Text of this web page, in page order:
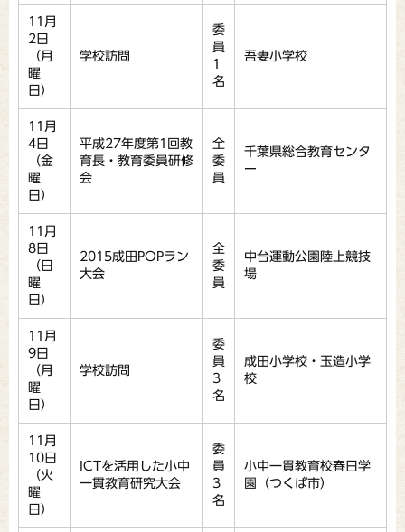
11月
2日
（月
曜
日）
学校訪問
委
員
1
名
吾妻小学校
11月
4日
（金
曜
日）
平成27年度第1回教
育長・教育委員研修
会
全
委
員
千葉県総合教育センタ
ー
11月
8日
（日
曜
日）
2015成田POPラン
大会
全
委
員
中台運動公園陸上競技
場
11月
9日
（月
曜
日）
学校訪問
委
員
3
名
成田小学校・玉造小学
校
11月
10日
（火
曜
日）
ICTを活用した小中
一貫教育研究大会
委
員
3
名
小中一貫教育校春日学
園（つくば市）